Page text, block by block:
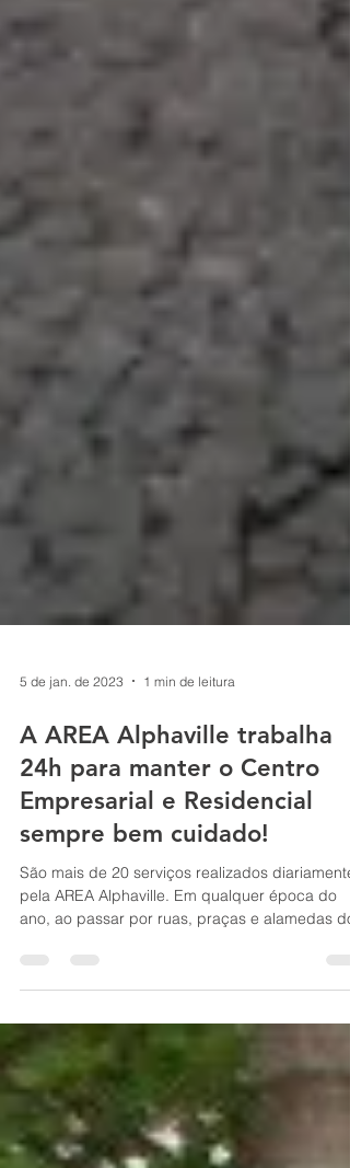
5 de jan. de 2023 1 min de leitura
A AREA Alphaville trabalha
24h para manter o Centro
Empresarial e Residencial
sempre bem cuidado!
São mais de 20 serviços realizados diariamente